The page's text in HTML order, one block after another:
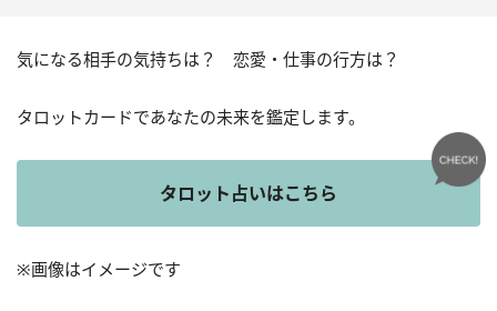
気になる相手の気持ちは？ 恋愛・仕事の行方は？
タロットカードであなたの未来を鑑定します。
タロット占いはこちら
※画像はイメージです